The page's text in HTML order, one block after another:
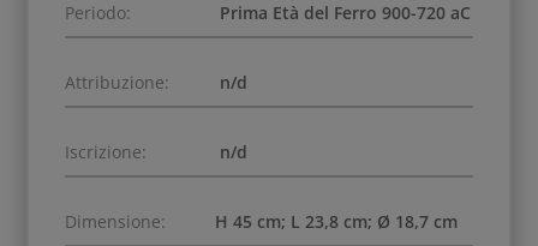
Periodo: Prima Età del Ferro 900-720 aC
Attribuzione: n/d
Iscrizione: n/d
Dimensione: H 45 cm; L 23,8 cm; Ø 18,7 cm